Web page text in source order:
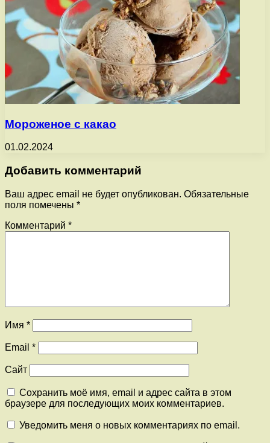
Мороженое с какао
01.02.2024
Добавить комментарий
Ваш адрес email не будет опубликован. Обязательные
поля помечены *
Комментарий *
Имя *
Email *
Сайт
Сохранить моё имя, email и адрес сайта в этом
браузере для последующих моих комментариев.
Уведомить меня о новых комментариях по email.